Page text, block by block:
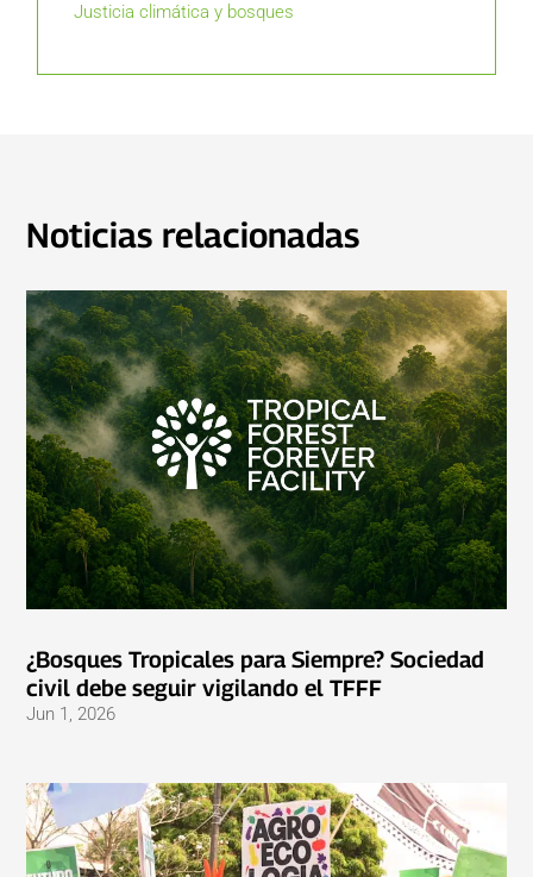
Justicia climática y bosques
Noticias relacionadas
¿Bosques Tropicales para Siempre? Sociedad
civil debe seguir vigilando el TFFF
Jun 1, 2026